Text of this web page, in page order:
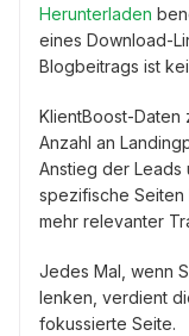
Herunterladen
eines Download-
Blogbeitrags ist
KlientBoost-Daten
Anzahl an
Anstieg der Leads
spezifische
mehr relevanter
Jedes Mal, wenn
lenken, verdient
fokussierte Seite.